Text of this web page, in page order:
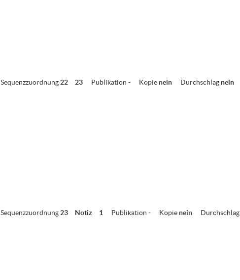
Sequenzzuordnung 22 23 Publikation - Kopie nein Durchschlag nein
Sequenzzuordnung 23 Notiz 1 Publikation - Kopie nein Durchschlag